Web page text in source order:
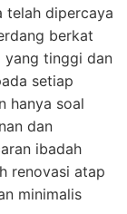
telah dipercaya
berkat
yang tinggi dan
setiap
hanya soal
dan
ibadah
renovasi atap
minimalis